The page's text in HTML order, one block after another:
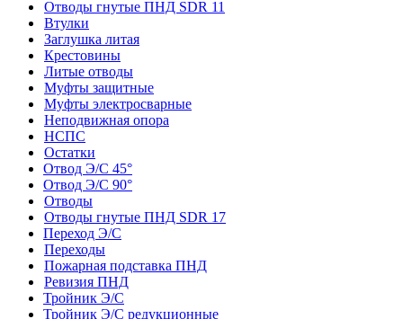
Отводы гнутые ПНД SDR 11
Втулки
Заглушка литая
Крестовины
Литые отводы
Муфты защитные
Муфты электросварные
Неподвижная опора
НСПС
Остатки
Отвод Э/С 45°
Отвод Э/С 90°
Отводы
Отводы гнутые ПНД SDR 17
Переход Э/С
Переходы
Пожарная подставка ПНД
Ревизия ПНД
Тройник Э/С
Тройник Э/С редукционные